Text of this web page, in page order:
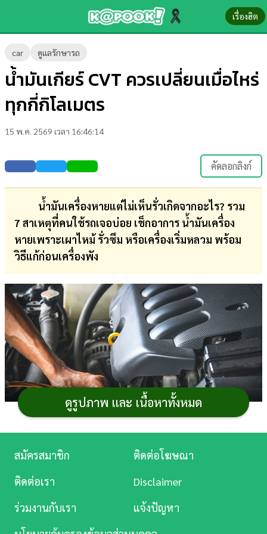
เรื่องฮิต
car ดูแลรักษารถ
น้ำมันเกียร์ CVT ควรเปลี่ยนเมื่อไหร่
ทุกกี่กิโลเมตร
15 พ.ค. 2569 เวลา 16:46:14
คัดลอกลิงก์
น้ำมันเครื่องหายแต่ไม่เห็นรั่วเกิดจากอะไร? รวม
7 สาเหตุที่คนใช้รถเจอบ่อย เช็กอาการ น้ำมันเครื่อง
หายเพราะเผาไหม้ รั่วซึม หรือเครื่องเริ่มหลวม พร้อม
วิธีแก้ก่อนเครื่องพัง
รถยนต์รุ่นหลัง ๆ หลายรุ่น มักเลือกใช้
แม้เกียร์ CVT ยุคใหม่จะทนทานขึ้น แต่ต้องการการดูแลมาก
เช่นกัน โดยเฉพาะเรื่องพื้นฐานที่ต้องทำประจำแต่หลายคน
ดูรูปภาพ และ เนื้อหาทั้งหมด
ข่าว-
ความ
รู้
บันเทิง
ตรวจ
ผล
บอล
สด
การ
เงิน
การ
ศึกษา
บันเทิง
ดู
Music
สมัครสมาชิก
ติดต่อโฆษณา
ติดต่อเรา
Disclaimer
ร่วมงานกับเรา
แจ้งปัญหา